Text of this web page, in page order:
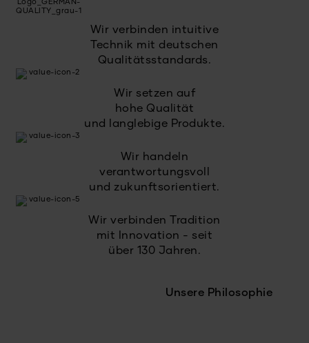
Wir verbinden intuitive
Technik mit deutschen
Qualitätsstandards.
Wir setzen auf
hohe Qualität
und langlebige Produkte.
Wir handeln
verantwortungsvoll
und zukunftsorientiert.
Wir verbinden Tradition
mit Innovation - seit
über 130 Jahren.
Unsere Philosophie